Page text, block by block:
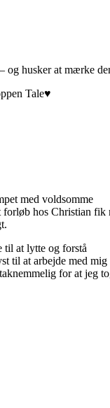
og husker at mærke
Tale♥️
med voldsomme
forløb hos Christian fik
til at lytte og forstå
til at arbejde med mig
for at jeg